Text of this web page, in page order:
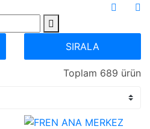
SIRALA
Toplam 689 ürün